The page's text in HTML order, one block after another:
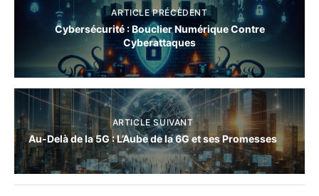
ARTICLE PRÉCÈDENT
Cybersécurité : Bouclier Numérique Contre
Cyberattaques
ARTICLE SUIVANT
Au-Delà de la 5G : L’Aube de la 6G et ses Promesses